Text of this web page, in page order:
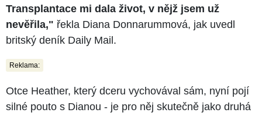
Transplantace mi dala život, v nějž jsem už
nevěřila," řekla Diana Donnarummová, jak uvedl
britský deník Daily Mail.
Reklama:
Otce Heather, který dceru vychovával sám, nyní pojí
silné pouto s Dianou - je pro něj skutečně jako druhá